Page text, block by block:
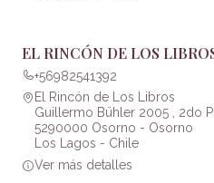
EL RINCÓN DE LOS
+56982541392
El Rincón de Los Libros
Guillermo Bühler 2005 , 2do
5290000 Osorno - Osorno
Los Lagos - Chile
Ver más detalles